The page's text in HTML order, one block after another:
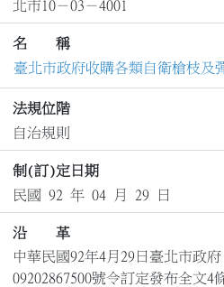
北市10－03－4001
名 稱
臺北市政府收購各類自衛槍枝及
法規位階
自治規則
制(訂)定日期
民國 92 年 04 月 29 日
沿 革
中華民國92年4月29日臺北市政
09202867500號令訂定發布全文4